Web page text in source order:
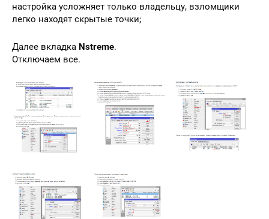
настройка усложняет только владельцу, взломщики
легко находят скрытые точки;
Далее вкладка Nstreme.
Отключаем все.